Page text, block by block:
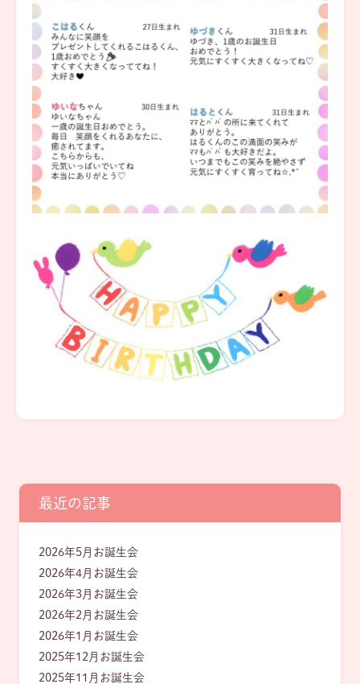
最近の記事
2026年5月お誕生会
2026年4月お誕生会
2026年3月お誕生会
2026年2月お誕生会
2026年1月お誕生会
2025年12月お誕生会
2025年11月お誕生会